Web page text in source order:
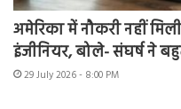
अमेरिका में नौकरी नहीं
इंजीनियर, बोले- संघर्ष ने
29 July 2026 - 8:00 PM